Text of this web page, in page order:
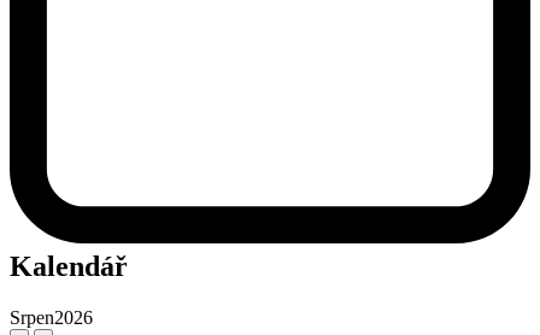
Kalendář
Srpen2026